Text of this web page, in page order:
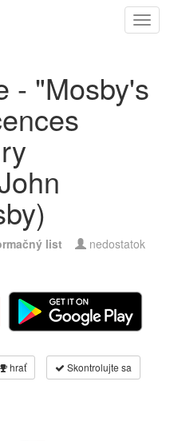
- "Mosby's
list nedostatok
hrať Skontrolujte sa